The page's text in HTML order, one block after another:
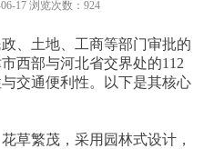
17 浏览次数： 924
、土地、工商等部门审批的
西部与河北省交界处的112
交通便利性。以下是其核心
草繁茂，采用园林式设计，